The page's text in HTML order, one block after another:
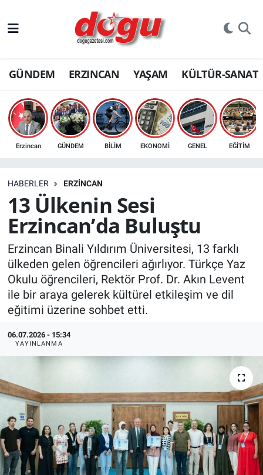
GÜNDEM ERZINCAN YAŞAM KÜLTÜR-SANAT
Erzincan GÜNDEM BİLİM EKONOMİ GENEL EĞİTİM
HABERLER ERZINCAN
13 Ülkenin Sesi
Erzincan’da Buluştu
Erzincan Binali Yıldırım Üniversitesi, 13 farklı
ülkeden gelen öğrencileri ağırlıyor. Türkçe Yaz
Okulu öğrencileri, Rektör Prof. Dr. Akın Levent
ile bir araya gelerek kültürel etkileşim ve dil
eğitimi üzerine sohbet etti.
06.07.2026 - 15:34
YAYINLANMA
ERZINCAN
GÜNDEM
ERZİNCAN FOTOĞRAFLARI
SAĞLIK
EKONOMİ
Bilim, teknoloji
GENEL
KÜLTÜR-SANAT
Yerel Haber
Politika
YAŞAM
RESMİ İLAN